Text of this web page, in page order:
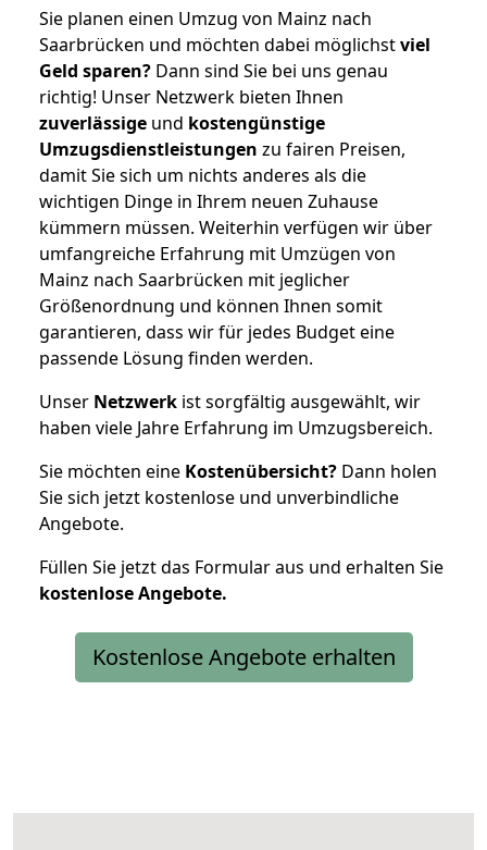
Sie planen einen Umzug von Mainz nach
Saarbrücken und möchten dabei möglichstviel
Geld sparen? Dann sind Sie bei uns genau
richtig! Unser Netzwerk bieten Ihnen
zuverlässige und kostengünstige
Umzugsdienstleistungen zu fairen Preisen,
damit Sie sich um nichts anderes als die
wichtigen Dinge in Ihrem neuen Zuhause
kümmern müssen. Weiterhin verfügen wir über
umfangreiche Erfahrung mit Umzügen von
Mainz nach Saarbrücken mit jeglicher
Größenordnung und können Ihnen somit
garantieren, dass wir für jedes Budget eine
passende Lösung finden werden.
Unser Netzwerk ist sorgfältig ausgewählt, wir
haben viele Jahre Erfahrung im Umzugsbereich.
Sie möchten eine Kostenübersicht? Dann holen
Sie sich jetzt kostenlose und unverbindliche
Angebote.
Füllen Sie jetzt das Formular aus und erhalten Sie
kostenloseAngebote.
Kostenlose Angebote erhalten